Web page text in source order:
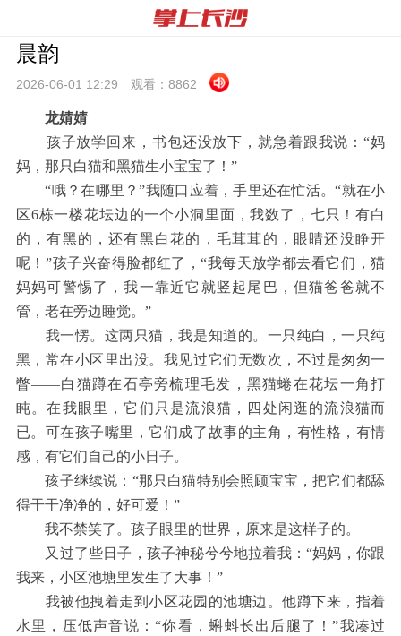
晨韵
2026-06-01 12:29 观看： 8862
龙婧婧
孩子放学回来，书包还没放下，就急着跟我说：“妈
妈，那只白猫和黑猫生小宝宝了！”
“哦？在哪里？”我随口应着，手里还在忙活。“就在小
区6栋一楼花坛边的一个小洞里面，我数了，七只！有白
的，有黑的，还有黑白花的，毛茸茸的，眼睛还没睁开
呢！”孩子兴奋得脸都红了，“我每天放学都去看它们，猫
妈妈可警惕了，我一靠近它就竖起尾巴，但猫爸爸就不
管，老在旁边睡觉。”
我一愣。这两只猫，我是知道的。一只纯白，一只纯
黑，常在小区里出没。我见过它们无数次，不过是匆匆一
瞥——白猫蹲在石亭旁梳理毛发，黑猫蜷在花坛一角打
盹。在我眼里，它们只是流浪猫，四处闲逛的流浪猫而
已。可在孩子嘴里，它们成了故事的主角，有性格，有情
感，有它们自己的小日子。
孩子继续说：“那只白猫特别会照顾宝宝，把它们都舔
得干干净净的，好可爱！”
我不禁笑了。孩子眼里的世界，原来是这样子的。
又过了些日子，孩子神秘兮兮地拉着我：“妈妈，你跟
我来，小区池塘里发生了大事！”
我被他拽着走到小区花园的池塘边。他蹲下来，指着
水里，压低声音说：“你看，蝌蚪长出后腿了！”我凑过